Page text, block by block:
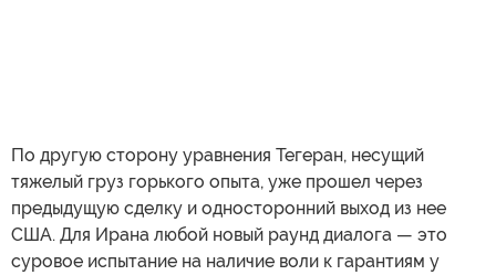
По другую сторону уравнения Тегеран, несущий
тяжелый груз горького опыта, уже прошел через
предыдущую сделку и односторонний выход из нее
США. Для Ирана любой новый раунд диалога — это
суровое испытание на наличие воли к гарантиям у